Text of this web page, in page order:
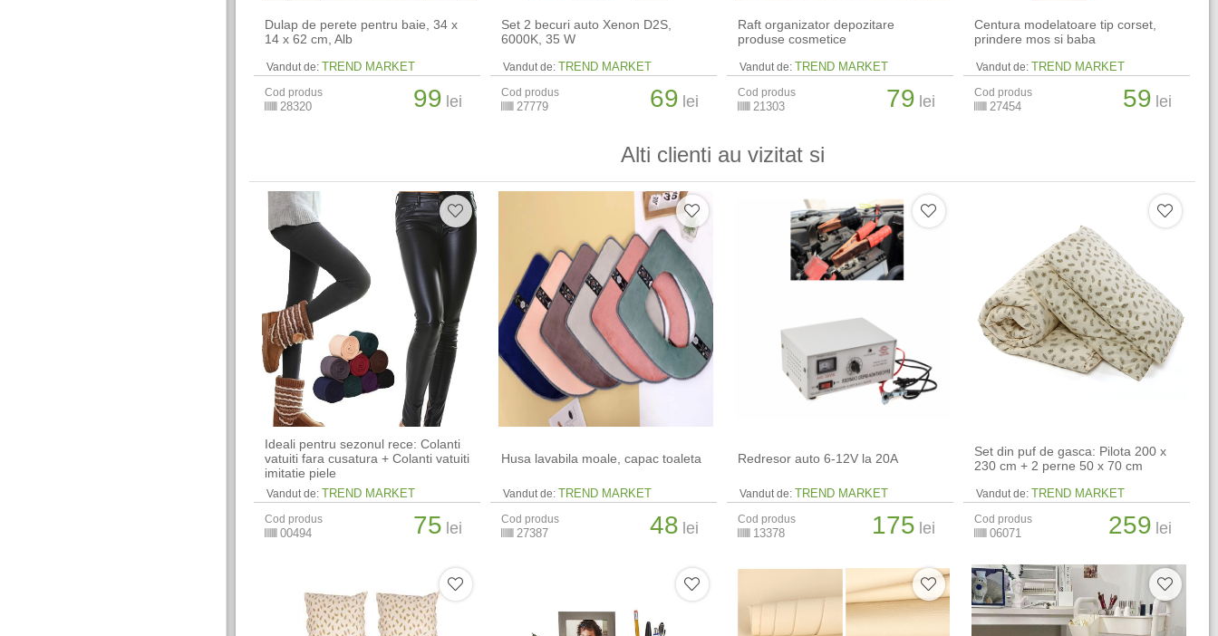
Dulap de perete pentru baie, 34 x
14 x 62 cm​, Alb
Vandut de: TREND MARKET
Cod produs
28320 99 lei
Set 2 becuri auto Xenon D2S,
6000K, 35 W
Vandut de: TREND MARKET
Cod produs
27779 69 lei
Raft organizator depozitare
produse cosmetice
Vandut de: TREND MARKET
Cod produs
21303 79 lei
Centura modelatoare tip corset,
prindere mos si baba
Vandut de: TREND MARKET
Cod produs
27454 59 lei
Alti clienti au vizitat si
Ideali pentru sezonul rece: Colanti
vatuiti fara cusatura + Colanti vatuiti
imitatie piele
Vandut de: TREND MARKET
Cod produs
00494 75 lei
Husa lavabila moale, capac toaleta
Vandut de: TREND MARKET
Cod produs
27387 48 lei
Redresor auto 6-12V la 20A
Vandut de: TREND MARKET
Cod produs
13378 175 lei
Set din puf de gasca: Pilota 200 x
230 cm + 2 perne 50 x 70 cm
Vandut de: TREND MARKET
Cod produs
06071 259 lei